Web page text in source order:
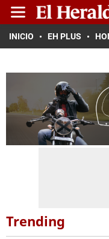
INICIO EH PLUS
Trending